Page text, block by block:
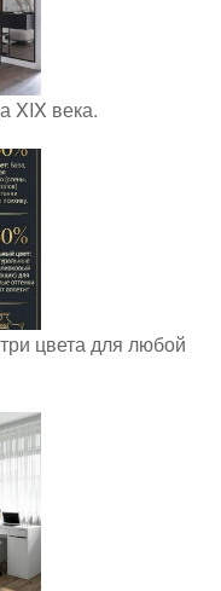
XIX века.
цвета для любой